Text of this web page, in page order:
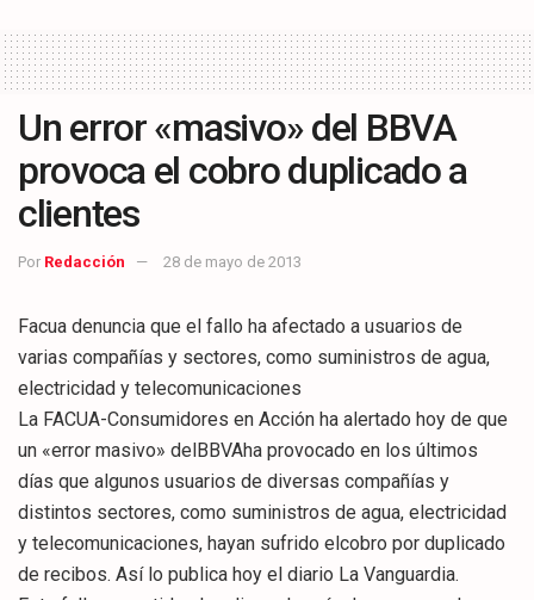
Un error «masivo» del BBVA
provoca el cobro duplicado a
clientes
Por Redacción 28 de mayo de 2013
Facua denuncia que el fallo ha afectado a usuarios de
varias compañías y sectores, como suministros de agua,
electricidad y telecomunicaciones
La FACUA-Consumidores en Acción ha alertado hoy de que
un «error masivo» delBBVAha provocado en los últimos
días que algunos usuarios de diversas compañías y
distintos sectores, como suministros de agua, electricidad
y telecomunicaciones, hayan sufrido elcobro por duplicado
de recibos. Así lo publica hoy el diario La Vanguardia.